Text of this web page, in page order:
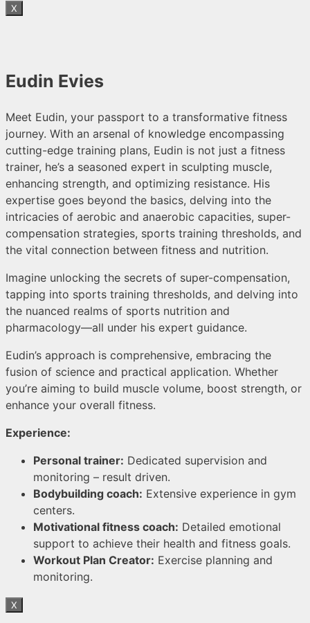
X
Eudin Evies
Meet Eudin, your passport to a transformative fitness
journey. With an arsenal of knowledge encompassing
cutting-edge training plans, Eudin is not just a fitness
trainer, he’s a seasoned expert in sculpting muscle,
enhancing strength, and optimizing resistance. His
expertise goes beyond the basics, delving into the
intricacies of aerobic and anaerobic capacities, super-
compensation strategies, sports training thresholds, and
the vital connection between fitness and nutrition.
Imagine unlocking the secrets of super-compensation,
tapping into sports training thresholds, and delving into
the nuanced realms of sports nutrition and
pharmacology—all under his expert guidance.
Eudin’s approach is comprehensive, embracing the
fusion of science and practical application. Whether
you’re aiming to build muscle volume, boost strength, or
enhance your overall fitness.
Experience:
Personal trainer: Dedicated supervision and
monitoring – result driven.
Bodybuilding coach: Extensive experience in gym
centers.
Motivational fitness coach: Detailed emotional
support to achieve their health and fitness goals.
Workout Plan Creator: Exercise planning and
monitoring.
X